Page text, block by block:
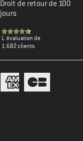
Droit de retour de 100
jours
L' évaluation de
1.682 clients